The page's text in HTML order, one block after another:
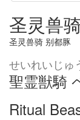
圣灵兽
圣灵兽骑 别都豚
せいれいじ
聖霊獣騎
Ritual